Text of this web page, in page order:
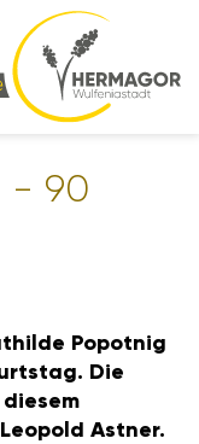
- 90
Popotnig
Die
Astner.